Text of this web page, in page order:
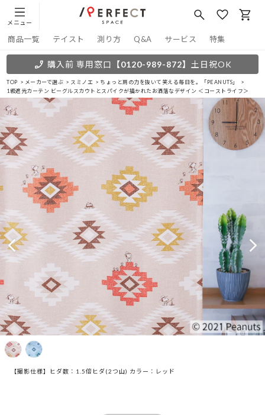
メニュー
商品一覧 テイスト 測り方 Q&A サービス 特集
購入前 専用窓口 【0120-989-872】 土日祝OK
TOP メーカーで選ぶ スミノエ
ちょっと肩の力を抜いて笑える毎日を。「PEANUTS」
1級遮光カーテン ビーグルスカウトとスパイクが描かれたお洒落なデザイン ＜コーストライフ＞
【撮影仕様】ヒダ数：1.5倍ヒダ(2つ山) カラー：レッド